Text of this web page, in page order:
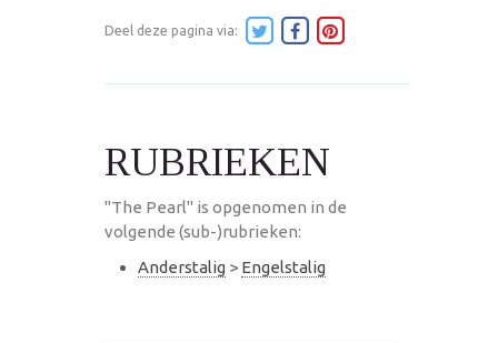
Deel deze pagina via:
RUBRIEKEN
"The Pearl" is opgenomen in de
volgende (sub-)rubrieken:
Anderstalig > Engelstalig